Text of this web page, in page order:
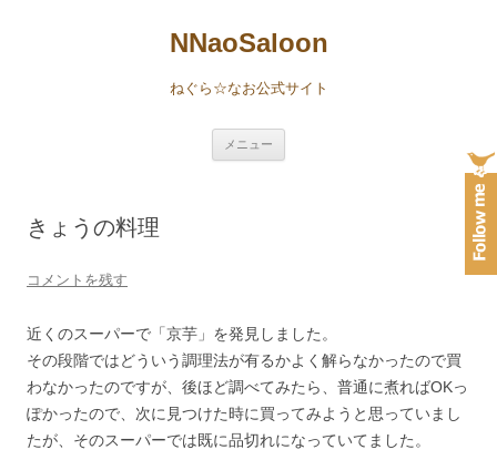
NNaoSaloon
ねぐら☆なお公式サイト
メニュー
きょうの料理
コメントを残す
近くのスーパーで「京芋」を発見しました。
その段階ではどういう調理法が有るかよく解らなかったので買
わなかったのですが、後ほど調べてみたら、普通に煮ればOKっ
ぽかったので、次に見つけた時に買ってみようと思っていまし
たが、そのスーパーでは既に品切れになっていてました。